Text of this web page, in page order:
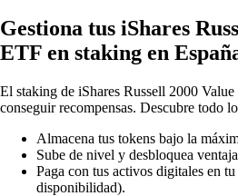
Gestiona tus iShares
ETF en staking en
El staking de iShares Russell 2000
conseguir recompensas. Descubre todo
Almacena tus tokens bajo la
Sube de nivel y desbloquea
Paga con tus activos digitales en
disponibilidad).